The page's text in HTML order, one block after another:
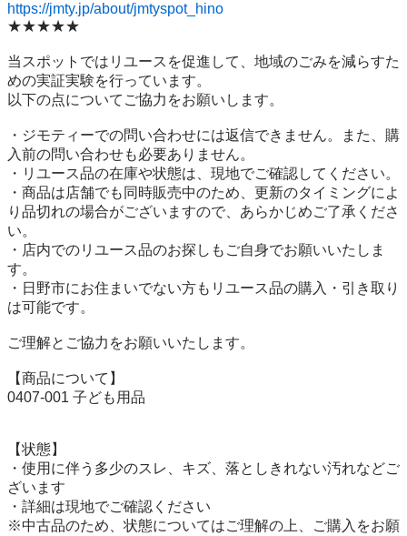
https://jmty.jp/about/jmtyspot_hino
★★★★★
当スポットではリユースを促進して、地域のごみを減らすた
めの実証実験を行っています。
以下の点についてご協力をお願いします。
・ジモティーでの問い合わせには返信できません。また、購
入前の問い合わせも必要ありません。
・リユース品の在庫や状態は、現地でご確認してください。
・商品は店舗でも同時販売中のため、更新のタイミングによ
り品切れの場合がございますので、あらかじめご了承くださ
い。
・店内でのリユース品のお探しもご自身でお願いいたしま
す。
・日野市にお住まいでない方もリユース品の購入・引き取り
は可能です。
ご理解とご協力をお願いいたします。
【商品について】
0407-001 子ども用品
【状態】
・使用に伴う多少のスレ、キズ、落としきれない汚れなどご
ざいます
・詳細は現地でご確認ください
※中古品のため、状態についてはご理解の上、ご購入をお願